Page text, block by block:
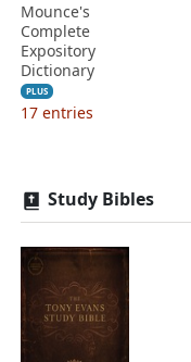
Mounce's
Complete
Expository
Dictionary
PLUS
17 entries
Study Bibles